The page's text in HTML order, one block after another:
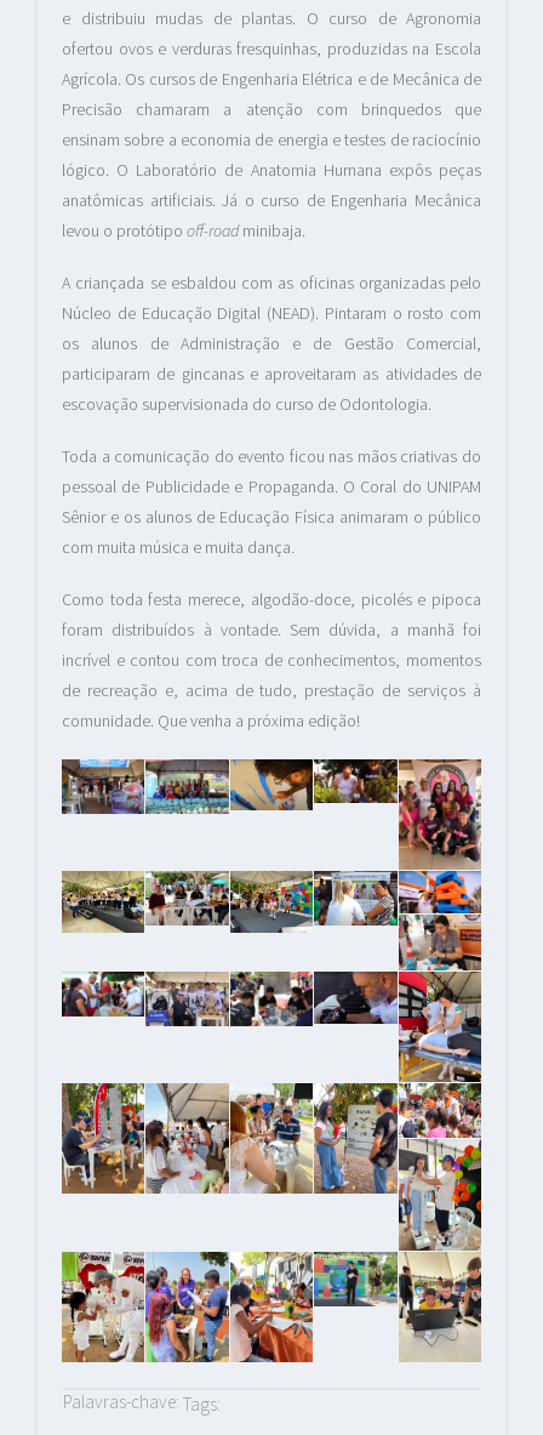
e distribuiu mudas de plantas. O curso de Agronomia
ofertou ovos e verduras fresquinhas, produzidas na Escola
Agrícola. Os cursos de Engenharia Elétrica e de Mecânica de
Precisão chamaram a atenção com brinquedos que
ensinam sobre a economia de energia e testes de raciocínio
lógico. O Laboratório de Anatomia Humana expôs peças
anatômicas artificiais. Já o curso de Engenharia Mecânica
levou o protótipo off-roadminibaja.
A criançada se esbaldou com as oficinas organizadas pelo
Núcleo de Educação Digital (NEAD). Pintaram o rosto com
os alunos de Administração e de Gestão Comercial,
participaram de gincanas e aproveitaram as atividades de
escovação supervisionada do curso de Odontologia.
Toda a comunicação do evento ficou nas mãos criativas do
pessoal de Publicidade e Propaganda. O Coral do UNIPAM
Sênior e os alunos de Educação Física animaram o público
com muita música e muita dança.
Como toda festa merece, algodão-doce, picolés e pipoca
foram distribuídos à vontade. Sem dúvida, a manhã foi
incrível e contou com troca de conhecimentos, momentos
de recreação e, acima de tudo, prestação de serviços à
comunidade. Que venha a próxima edição!
Palavras-chave: Tags: